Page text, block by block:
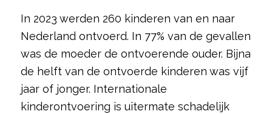
In 2023 werden 260 kinderen van en naar
Nederland ontvoerd. In 77% van de gevallen
was de moeder de ontvoerende ouder. Bijna
de helft van de ontvoerde kinderen was vijf
jaar of jonger. Internationale
kinderontvoering is uitermate schadelijk